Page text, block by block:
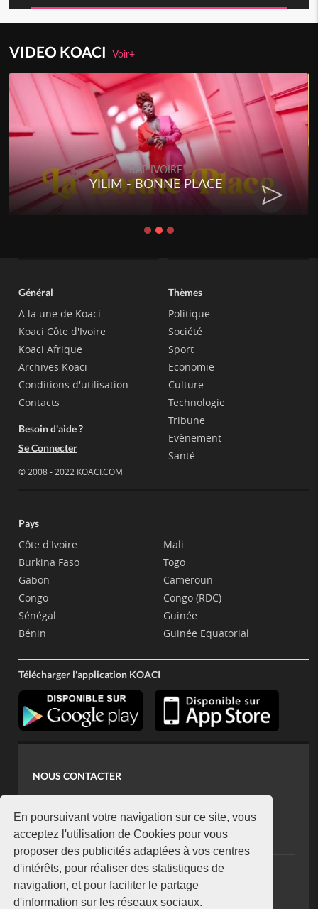
En poursuivant votre navigation sur ce site, vous
acceptez l'utilisation de Cookies pour vous
proposer des publicités adaptées à vos centres
d'intérêts, pour réaliser des statistiques de
navigation, et pour faciliter le partage
d'information sur les réseaux sociaux.
VIDEO KOACIVoir+
RAP IVOIRE
YILIM - BONNE PLACE
Général
A la une de Koaci
Koaci Côte d'Ivoire
Koaci Afrique
Archives Koaci
Conditions d'utilisation
Contacts
Besoin d'aide ?
Se Connecter
© 2008 - 2022 KOACI.COM
Thèmes
Politique
Société
Sport
Economie
Culture
Technologie
Tribune
Evènement
Santé
Pays
Côte d'Ivoire
Burkina Faso
Gabon
Congo
Sénégal
Bénin
Mali
Togo
Cameroun
Congo (RDC)
Guinée
Guinée Equatorial
Télécharger l'application KOACI
NOUS CONTACTER
koaci@yahoo.fr
+225 07 08 85 52 93
NEWSLETTER
Restez connecté via notre newsletter